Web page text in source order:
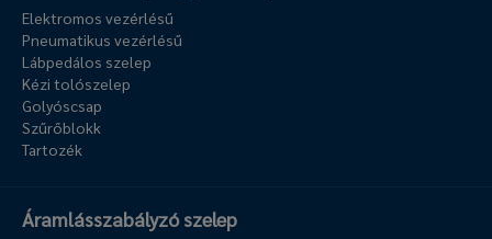
Elektromos vezérlésű
Pneumatikus vezérlésű
Lábpedálos szelep
Kézi tolószelep
Golyóscsap
Szűrőblokk
Tartozék
Áramlásszabályzó szelep